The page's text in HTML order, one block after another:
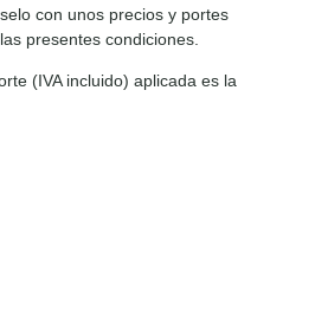
con unos precios y portes
presentes condiciones.
(IVA incluido) aplicada es la